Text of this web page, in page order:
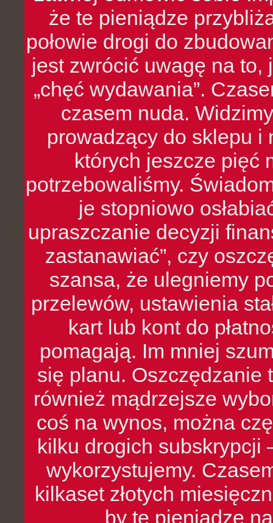
że te pieniądze
połowie drogi do
jest zwrócić uwagę na to,
„chęć wydawania”.
czasem nuda.
prowadzący do sklepu i
których jeszcze pięć
potrzebowaliśmy.
je stopniowo
upraszczanie decyzji
zastanawiać”, czy
szansa, że ulegniemy
przelewów, ustawienia
kart lub kont do
pomagają. Im mniej
się planu. Oszczędzanie
również mądrzejsze
coś na wynos, można
kilku drogich subskrypcji
wykorzystujemy.
kilkaset złotych
by te pieniądze